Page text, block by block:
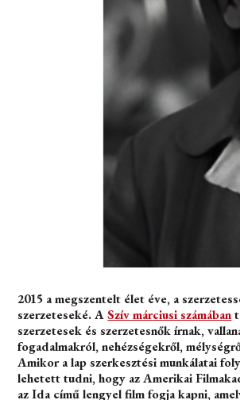
2015 a megszentelt élet éve, a
szerzeteseké. ASzív márciusi számában
szerzetesek és szerzetesnők írnak,
fogadalmakról, nehézségekről,
Amikor a lap szerkesztési munkálatai
lehetett tudni, hogy az Amerikai
az Ida című lengyel film fogja kapni,